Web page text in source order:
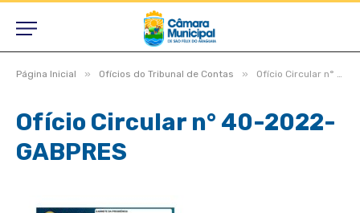
Página Inicial » Ofícios do Tribunal de Contas » Ofício Circular n° 40-2022-GABPRES
Ofício Circular n° 40-2022-
GABPRES